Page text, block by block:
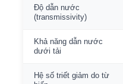
Độ dẫn nước
(transmissivity)
Khả năng dẫn nước
dưới tải
Hệ số triết giảm do từ